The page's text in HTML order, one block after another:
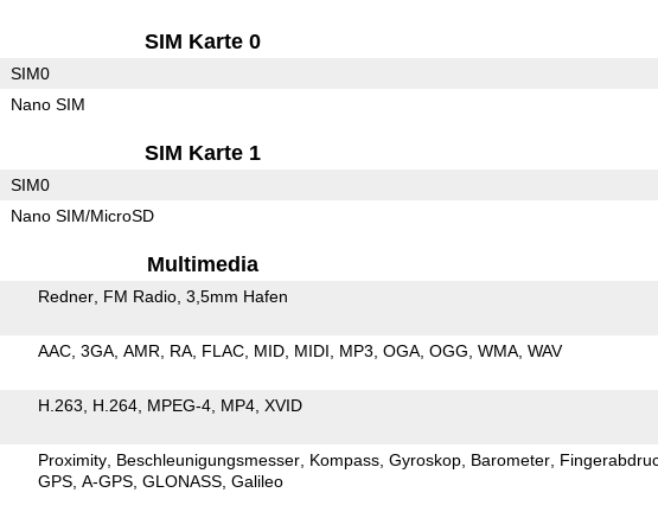
SIM Karte 0
SIM0
Nano SIM
SIM Karte 1
SIM0
Nano SIM/MicroSD
Multimedia
Redner FM Radio 3,5mm Hafen
AAC 3GA AMR RA FLAC MID MIDI MP3 OGA OGG WMA WAV
H.263 H.264 MPEG-4 MP4 XVID
Proximity Beschleunigungsmesser Kompass Gyroskop Barometer
GPS A-GPS GLONASS Galileo